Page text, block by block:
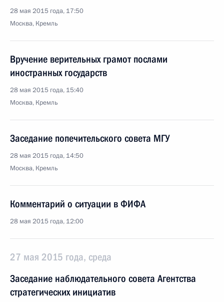
28 мая 2015 года, 17:50
Москва, Кремль
Вручение верительных грамот послами
иностранных государств
28 мая 2015 года, 15:40
Москва, Кремль
Заседание попечительского совета МГУ
28 мая 2015 года, 14:50
Москва, Кремль
Комментарий о ситуации в ФИФА
28 мая 2015 года, 12:00
27 мая 2015 года, среда
Заседание наблюдательного совета Агентства
стратегических инициатив